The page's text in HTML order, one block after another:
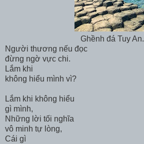
Ghềnh đá Tuy An.
Người thương nếu đọc
đừng ngờ vực chi.
Lắm khi
không hiểu mình vì?
Lắm khi không hiểu
gì mình,
Những lời tối nghĩa
vô minh tự lòng,
Cái gì